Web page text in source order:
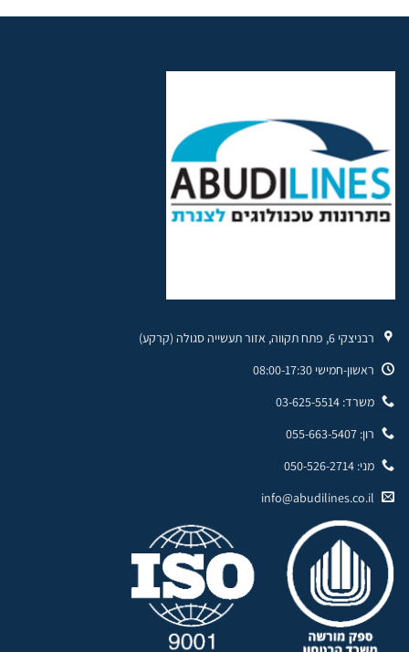
רבניצקי 6, פתח תקווה, אזור תעשייה סגולה (קרקע)
ראשון-חמישי 08:00-17:30
משרד: 03-625-5514
רון: 055-663-5407
מני: 050-526-2714
info@abudilines.co.il